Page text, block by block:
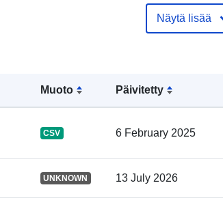
Muoto Päivitetty
CSV 6 February 2025
UNKNOWN 13 July 2026
Julkaisija:
koskeva
Näytä lisää